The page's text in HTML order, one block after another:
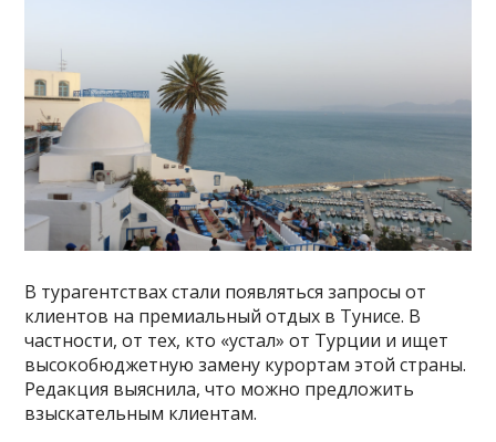
В турагентствах стали появляться запросы от
клиентов на премиальный отдых в Тунисе. В
частности, от тех, кто «устал» от Турции и ищет
высокобюджетную замену курортам этой страны.
Редакция выяснила, что можно предложить
взыскательным клиентам.